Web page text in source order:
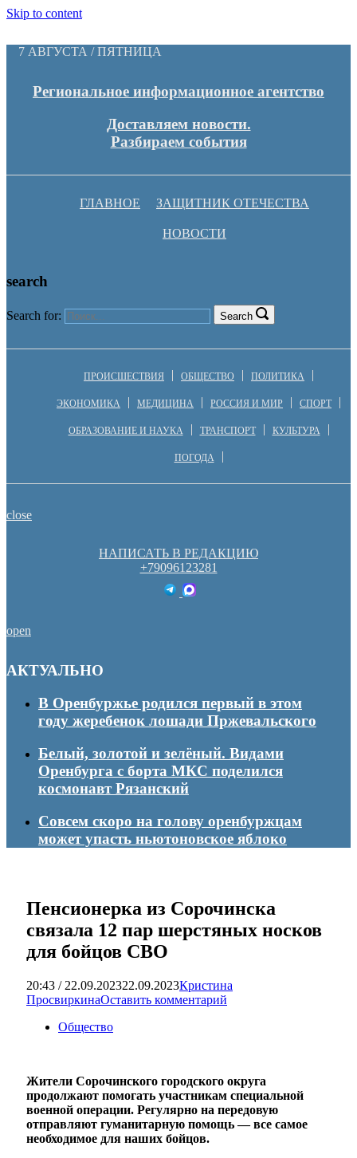
Skip to content
7 АВГУСТА / ПЯТНИЦА
Региональное информационное агентство
Доставляем новости.
Разбираем события
ГЛАВНОЕ ЗАЩИТНИК ОТЕЧЕСТВА
НОВОСТИ
search
Search for: Search
ПРОИСШЕСТВИЯ ОБЩЕСТВО ПОЛИТИКА
ЭКОНОМИКА МЕДИЦИНА РОССИЯ И МИР СПОРТ
ОБРАЗОВАНИЕ И НАУКА ТРАНСПОРТ КУЛЬТУРА
ПОГОДА
close
НАПИСАТЬ В РЕДАКЦИЮ
+79096123281
open
АКТУАЛЬНО
В Оренбуржье родился первый в этом
году жеребенок лошади Пржевальского
Белый, золотой и зелёный. Видами
Оренбурга с борта МКС поделился
космонавт Рязанский
Совсем скоро на голову оренбуржцам
может упасть ньютоновское яблоко
Пенсионерка из Сорочинска
связала 12 пар шерстяных носков
для бойцов СВО
20:43 / 22.09.202322.09.2023Кристина
ПросвиркинаОставить комментарий
Общество
Жители Сорочинского городского округа
продолжают помогать участникам специальной
военной операции. Регулярно на передовую
отправляют гуманитарную помощь — все самое
необходимое для наших бойцов.